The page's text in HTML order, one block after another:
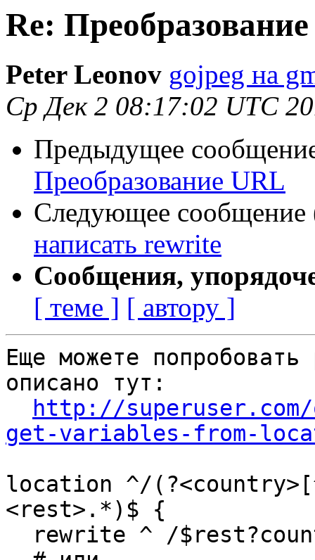
Re:
Peter Leonov gojpeg на
Ср Дек 2 08:17:02 UTC
Предыдущее
Преобразование URL
Следующее сообщение
написать rewrite
Сообщения,
[ теме ] [ автору ]
Еще можете
описано тут:
http://
get-variables-from-
location ^/
<rest>.*)$ {